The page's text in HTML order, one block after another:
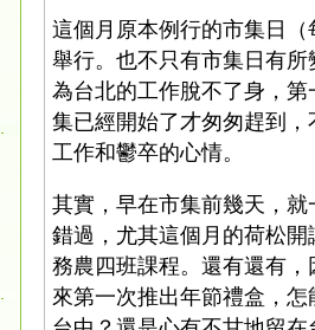
這個月原本例行的市集日
舉行。也不只有市集日有
為台北的工作脫不了身，
集已經開始了才匆匆趕到
工作和鬱卒的心情。
其實，早在市集前幾天，
錯過，尤其這個月的荷松
務農四班課程。還有還有
來第一次推出年節禮盒，